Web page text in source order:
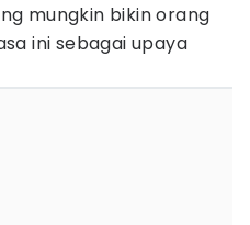
mungkin bikin orang
ini sebagai upaya